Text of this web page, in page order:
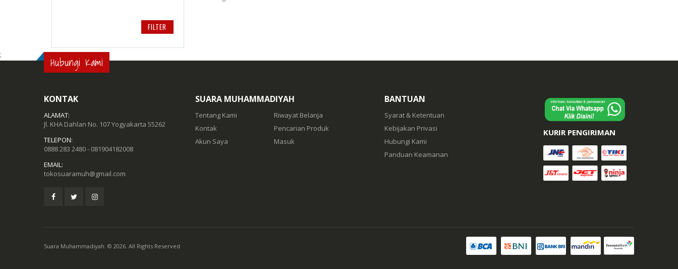
FILTER
; Hubungi Kami
KONTAK
ALAMAT:
Jl. KHA Dahlan No. 107 Yogyakarta 55262
TELEPON:
0888 283 2480 - 081904182008
EMAIL:
tokosuaramuh@gmail.com
SUARA MUHAMMADIYAH
Tentang Kami
Kontak
Akun Saya
Riwayat Belanja
Pencarian Produk
Masuk
BANTUAN
Syarat & Ketentuan
Kebijakan Privasi
Hubungi Kami
Panduan Keamanan
KURIR PENGIRIMAN
Suara Muhammadiyah. © 2026. All Rights Reserved